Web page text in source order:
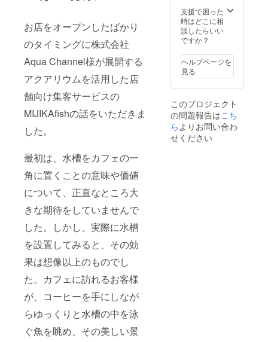
お店をオープンしたばかり
のタイミングに株式会社
Aqua Channel様が展開する
アクアリウムを活用した店
舗向け集客サービスの
MIJIKAfishの話をいただきま
した。
最初は、水槽をカフェの一
角に置くことの意味や価値
について、正直なところ大
きな期待をしていませんで
した。しかし、実際に水槽
を設置してみると、その効
果は想像以上のものでし
た。カフェに訪れるお客様
が、コーヒーを手にしなが
らゆっくりと水槽の中を泳
ぐ魚を眺め、その美しい景
自でご
負担く
ださ
い。 ・
ドファ
ンディ
ング終
了後、
ど詳細
情報を
メール
にてご
案内し
支援で困った
時はどこに相
談したらいい
ですか？
ヘルプページを
見る
このプロジェクト
の問題報告はこち
ら よりお問い合わ
せください